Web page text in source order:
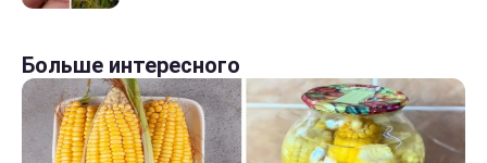
Больше интересного